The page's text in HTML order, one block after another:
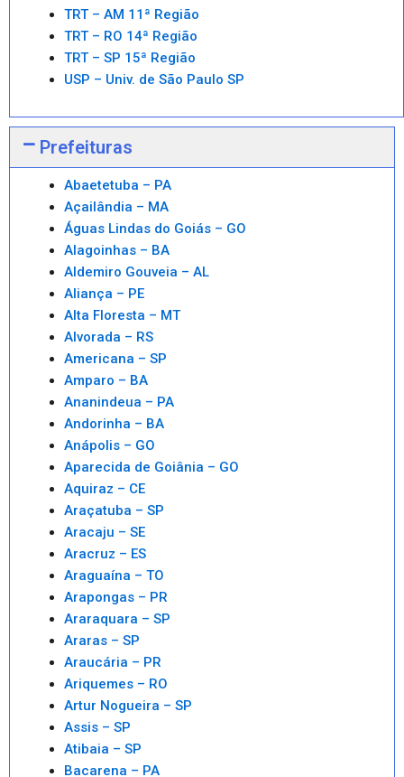
TRT – AM 11ª Região
TRT – RO 14ª Região
TRT – SP 15ª Região
USP – Univ. de São Paulo SP
Prefeituras
Abaetetuba – PA
Açailândia – MA
Águas Lindas do Goiás – GO
Alagoinhas – BA
Aldemiro Gouveia – AL
Aliança – PE
Alta Floresta – MT
Alvorada – RS
Americana – SP
Amparo – BA
Ananindeua – PA
Andorinha – BA
Anápolis – GO
Aparecida de Goiânia – GO
Aquiraz – CE
Araçatuba – SP
Aracaju – SE
Aracruz – ES
Araguaína – TO
Arapongas – PR
Araraquara – SP
Araras – SP
Araucária – PR
Ariquemes – RO
Artur Nogueira – SP
Assis – SP
Atibaia – SP
Bacarena – PA